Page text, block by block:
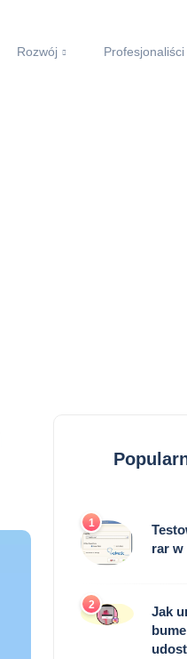
Rozwój Profesjonaliści
1
rar w
2
Jak